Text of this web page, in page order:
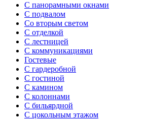
С панорамными окнами
С подвалом
Со вторым светом
С отделкой
С лестницей
С коммуникациями
Гостевые
С гардеробной
С гостиной
С камином
С колоннами
С бильярдной
С цокольным этажом